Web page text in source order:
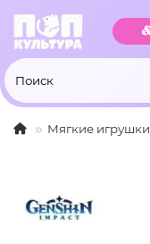
Мягкие игрушки